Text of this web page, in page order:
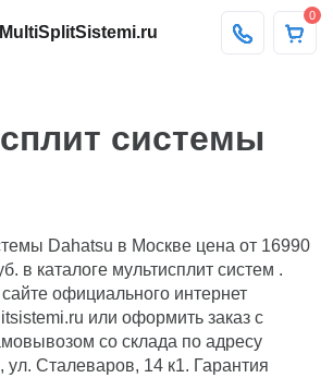
MultiSplitSistemi.ru
0
системы
Dahatsu в Москве цена от 16990
в каталоге мультисплит систем .
официального интернет
или оформить заказ с
со склада по адресу
ул. Сталеваров, 14 к1. Гарантия